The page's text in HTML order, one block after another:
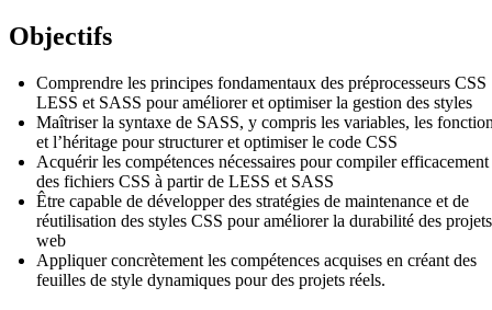
Objectifs
Comprendre les principes fondamentaux des préprocesseurs CSS
LESS et SASS pour améliorer et optimiser la gestion des styles
Maîtriser la syntaxe de SASS, y compris les variables, les
et l’héritage pour structurer et optimiser le code CSS
Acquérir les compétences nécessaires pour compiler efficacement
des fichiers CSS à partir de LESS et SASS
Être capable de développer des stratégies de maintenance et de
réutilisation des styles CSS pour améliorer la durabilité des projets
web
Appliquer concrètement les compétences acquises en créant des
feuilles de style dynamiques pour des projets réels.